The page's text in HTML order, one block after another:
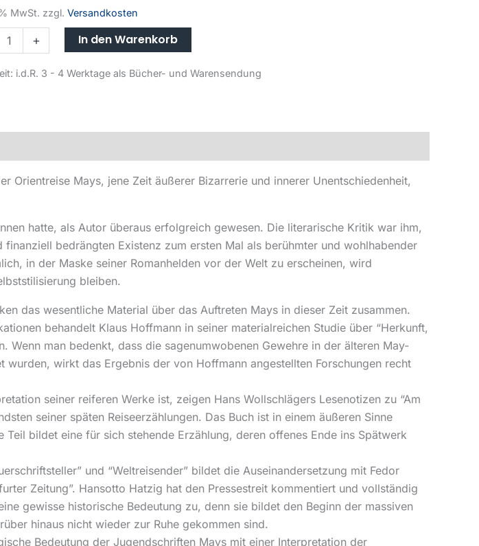
MwSt. zzgl. Versandkosten
+ In den Warenkorb
i.d.R. 3 - 4 Werktage als Bücher- und Warensendung
Mays, jene Zeit äußerer Bizarrerie und innerer Unentschiedenheit,
hatte, als Autor überaus erfolgreich gewesen. Die literarische Kritik war ihm,
bedrängten Existenz zum ersten Mal als berühmter und wohlhabender
in der Maske seiner Romanhelden vor der Welt zu erscheinen, wird
bleiben.
das wesentliche Material über das Auftreten Mays in dieser Zeit zusammen.
behandelt Klaus Hoffmann in seiner materialreichen Studie über “Herkunft,
man bedenkt, dass die sagenumwobenen Gewehre in der älteren May-
wirkt das Ergebnis der von Hoffmann angestellten Forschungen recht
seiner reiferen Werke ist, zeigen Hans Wollschlägers Lesenotizen zu “Am
seiner späten Reiseerzählungen. Das Buch ist in einem äußeren Sinne
bildet eine für sich stehende Erzählung, deren offenes Ende ins Spätwerk
und “Weltreisender” bildet die Auseinandersetzung mit Fedor
Zeitung”. Hansotto Hatzig hat den Pressestreit kommentiert und vollständig
gewisse historische Bedeutung zu, denn sie bildet den Beginn der massiven
hinaus nicht wieder zur Ruhe gekommen sind.
Bedeutung der Jugendschriften Mays mit einer Interpretation der